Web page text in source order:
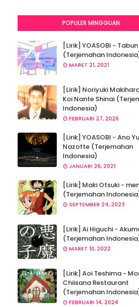
POPULER MINGGUAN
[Lirik] YOASOBI - Tabun
(Terjemahan
MARET 21, 2021
[Lirik] Noriyuki
Koi Nante Shinai
Indonesia)
FEBRUARI 27, 2026
[Lirik] YOASOBI - Ano
Nazotte (Terjemahan
Indonesia)
JANUARI 26, 2021
[Lirik] Maki Otsuki -
(Terjemahan
SEPTEMBER 24, 2023
[Lirik] Ai Higuchi -
(Terjemahan
MARET 10, 2022
[Lirik] Aoi Teshima -
Chiisana Restaurant
(Terjemahan
FEBRUARI 14, 2024